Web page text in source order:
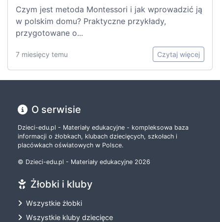
Czym jest metoda Montessori i jak wprowadzić ją
w polskim domu? Praktyczne przykłady,
przygotowane o...
7 miesięcy temu Czytaj więcej
O serwisie
Dzieci-edu.pl - Materiały edukacyjne - kompleksowa baza
informacji o żłobkach, klubach dziecięcych, szkołach i
placówkach oświatowych w Polsce.
© Dzieci-edu.pl - Materiały edukacyjne 2026
Żłobki i kluby
Wszystkie żłobki
Wszystkie kluby dziecięce